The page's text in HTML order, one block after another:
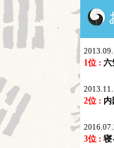
1位 : 六
2位 : 内
3位 : 寝